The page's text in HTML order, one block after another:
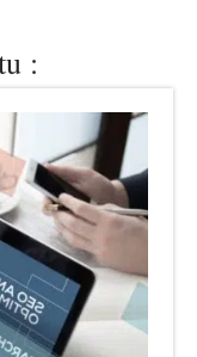
: